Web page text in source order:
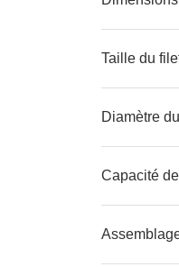
Taille du
Diamètre
Capacité